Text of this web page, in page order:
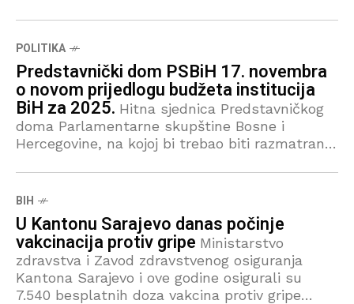
ESV-a koja
POLITIKA
Predstavnički dom PSBiH 17. novembra
o novom prijedlogu budžeta institucija
BiH za 2025. Hitna sjednica Predstavničkog
doma Parlamentarne skupštine Bosne i
Hercegovine, na kojoj bi trebao biti razmatran
međunarodnih obaveza BiH za 2025. godinu, čiji
je
BIH
U Kantonu Sarajevo danas počinje
vakcinacija protiv gripe Ministarstvo
zdravstva i Zavod zdravstvenog osiguranja
Kantona Sarajevo i ove godine osigurali su
7.540 besplatnih doza vakcina protiv gripe